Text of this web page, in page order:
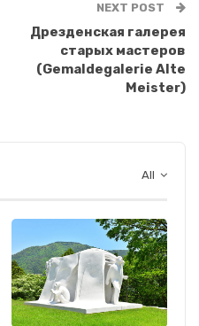
NEXT POST
Дрезденская галерея
старых мастеров
(Gemaldegalerie Alte
Meister)
All